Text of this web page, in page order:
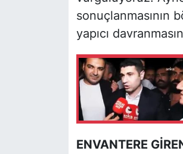
sonuçlanmasının
yapıcı
ENVANTERE